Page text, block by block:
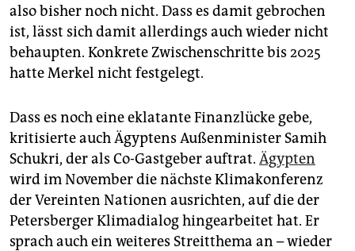
also bisher noch nicht. Dass es damit gebrochen
ist, lässt sich damit allerdings auch wieder nicht
behaupten. Konkrete Zwischenschritte bis 2025
hatte Merkel nicht festgelegt.
Dass es noch eine eklatante Finanzlücke gebe,
kritisierte auch Ägyptens Außenminister Samih
Schukri, der als Co-Gastgeber auftrat. Ägypten
wird im November die nächste Klimakonferenz
der Vereinten Nationen ausrichten, auf die der
Petersberger Klimadialog hingearbeitet hat. Er
sprach auch ein weiteres Streitthema an – wieder